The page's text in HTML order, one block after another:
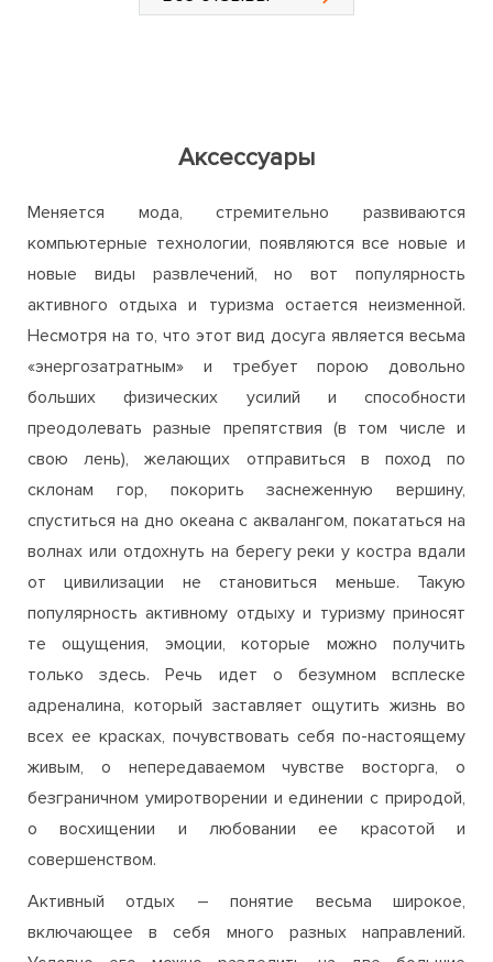
Аксессуары
компьютерные технологии, появляются все новые и
новые виды развлечений, но вот популярность
активного отдыха и туризма остается неизменной.
Несмотря на то, что этот вид досуга является весьма
«энергозатратным» и требует порою довольно
больших физических усилий и способности
преодолевать разные препятствия (в том числе и
свою лень), желающих отправиться в поход по
склонам гор, покорить заснеженную вершину,
спуститься на дно океана с аквалангом, покататься на
волнах или отдохнуть на берегу реки у костра вдали
от цивилизации не становиться меньше. Такую
популярность активному отдыху и туризму приносят
те ощущения, эмоции, которые можно получить
только здесь. Речь идет о безумном всплеске
адреналина, который заставляет ощутить жизнь во
всех ее красках, почувствовать себя по-настоящему
живым, о непередаваемом чувстве восторга, о
безграничном умиротворении и единении с природой,
о восхищении и любовании ее красотой и
совершенством.
включающее в себя много разных направлений.
Условно его можно разделить на две большие